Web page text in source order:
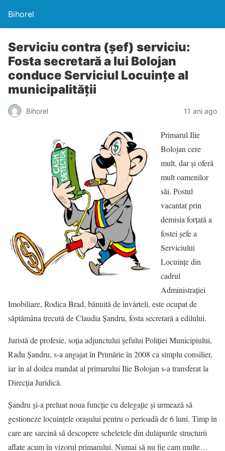
Bihorel
Serviciu contra (şef) serviciu:
Fosta secretară a lui Bolojan
conduce Serviciul Locuinţe al
municipalităţii
Bihorel 11 ani ago
Primarul Ilie
Bolojan cere
mult, dar şi oferă
mult oamenilor
săi. Postul
vacantat prin
demisia forţată a
fostei şefe a
Serviciului
Locuinţe din
cadrul
Administraţiei
Imobiliare, Rodica Brad, bănuită de învârteli, este ocupat de
săptămâna trecută de Claudia Şandru, fosta secretară a edilului.
Juristă de profesie, soţia adjunctului şefului Poliţiei Municipiului,
Radu Şandru, s-a angajat în Primărie în 2008 ca simplu consilier,
iar în al doilea mandat al primarului Ilie Bolojan s-a transferat la
Direcţia Juridică.
Şandru şi-a preluat noua funcţie cu delegaţie şi urmează să
gestioneze locuinţele oraşului pentru o perioadă de 6 luni. Timp în
care are sarcină să descopere scheletele din dulapurile structurii
aflate acum în vizorul primarului. Numai să nu fie cam multe…